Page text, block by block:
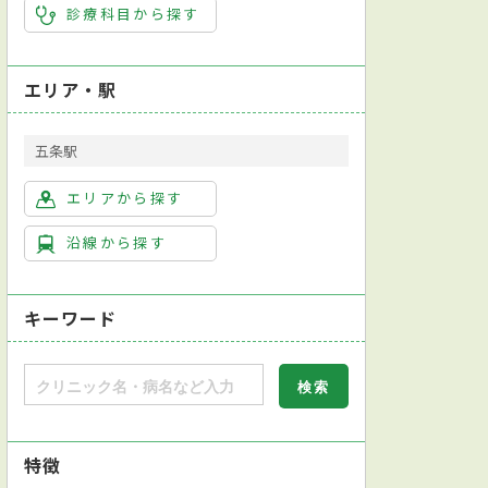
診療科目から探す
エリア・駅
五条駅
エリアから探す
沿線から探す
キーワード
特徴